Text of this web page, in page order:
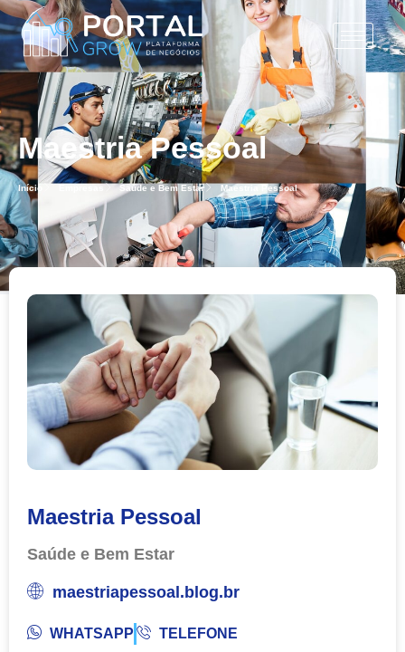
Maestria Pessoal
Início Saúde e Bem Estar Maestria Pessoal
Maestria Pessoal
Saúde e Bem Estar
maestriapessoal.blog.br
WHATSAPP TELEFONE